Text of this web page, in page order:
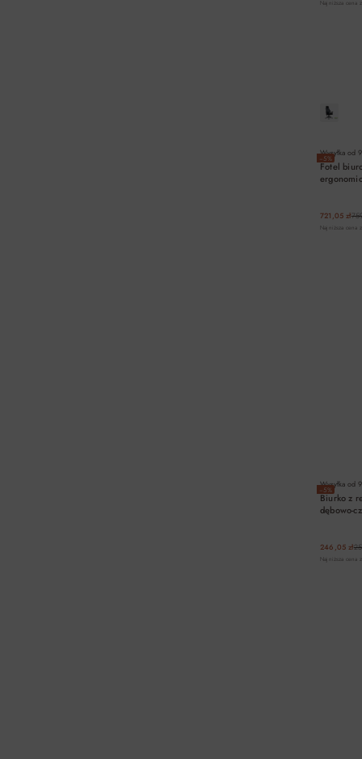
Najniższa cena
−5%
Wysyłka od
Fotel
721,05 zł
Najniższa cena
−5%
Wysyłka od
Biurko z
dębowo-
246,05 zł
Najniższa cena